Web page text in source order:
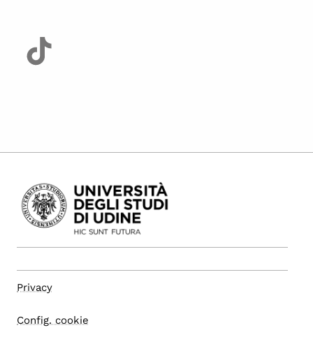
Privacy
Config. cookie